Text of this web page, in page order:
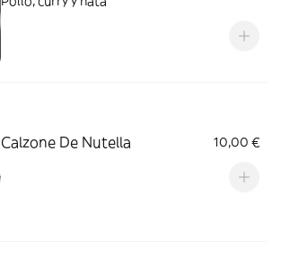
Calzone De Nutella 10,00 €